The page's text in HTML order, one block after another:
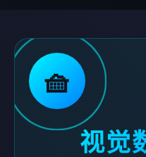
🧺
视觉